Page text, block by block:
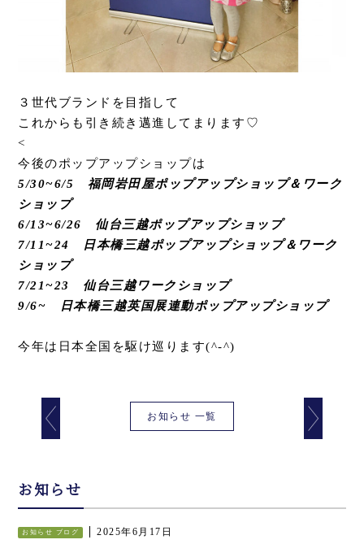
３世代ブランドを目指して
これからも引き続き邁進してまります♡
<
今後のポップアップショップは
5/30~6/5 福岡岩田屋ポップアップショップ＆ワーク
ショップ
6/13~6/26 仙台三越ポップアップショップ
7/11~24 日本橋三越ポップアップショップ＆ワーク
ショップ
7/21~23 仙台三越ワークショップ
9/6~ 日本橋三越英国展連動ポップアップショップ
今年は日本全国を駆け巡ります(^-^)
お知らせ 一覧
お知らせ
お知らせ ブログ 2025年6月17日